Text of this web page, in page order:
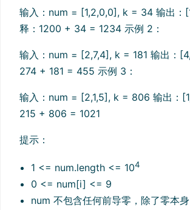
输入：num = [1,2,0,0], k = 34 输出：
释：1200 + 34 = 1234 示例 2：
输入：num = [2,7,4], k = 181 输出：
274 + 181 = 455 示例 3：
输入：num = [2,1,5], k = 806 输出：
215 + 806 = 1021
提示：
1 <= num.length <= 104
0 <= num[i] <= 9
num 不包含任何前导零，除了零本身